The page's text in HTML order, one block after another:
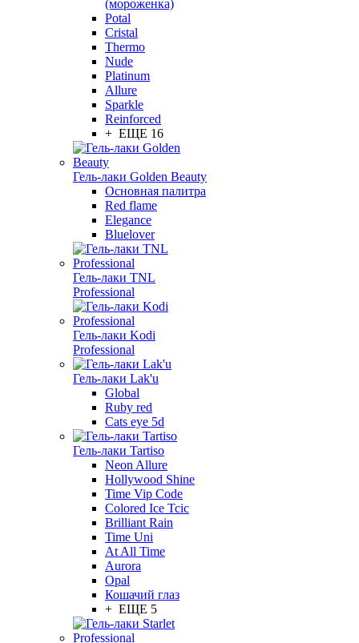
(мороженка)
Potal
Cristal
Thermo
Nude
Platinum
Allure
Sparkle
Reinforced
+ ЕЩЕ 16
Гель-лаки Golden Beauty
Основная палитра
Red flame
Elegance
Bluelover
Гель-лаки TNL
Professional
Гель-лаки Kodi
Professional
Гель-лаки Lak'u
Global
Ruby red
Cats eye 5d
Гель-лаки Tartiso
Neon Allure
Hollywood Shine
Time Vip Code
Colored Ice Tcic
Brilliant Rain
Time Uni
At All Time
Aurora
Opal
Кошачий глаз
+ ЕЩЕ 5